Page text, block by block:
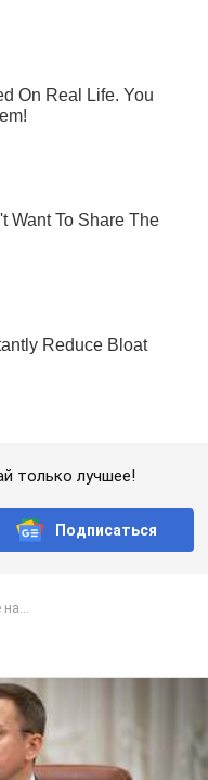
только лучшее!
Подписаться
на...